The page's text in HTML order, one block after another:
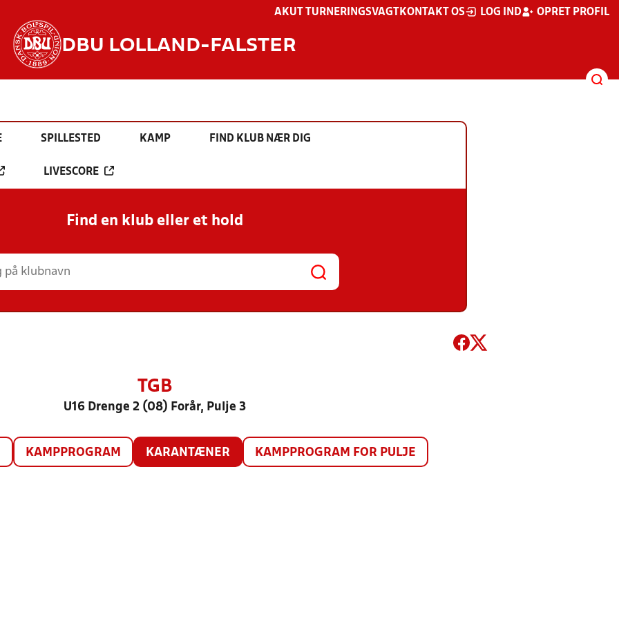
AKUT TURNERINGSVAGT KONTAKT OS LOG IND OPRET PROFIL
DBU LOLLAND-FALSTER
SPILLESTED KAMP FIND KLUB NÆR DIG
LIVESCORE
Find en klub eller et hold
TGB
U16 Drenge 2 (08) Forår, Pulje 3
KAMPPROGRAM KARANTÆNER KAMPPROGRAM FOR PULJE